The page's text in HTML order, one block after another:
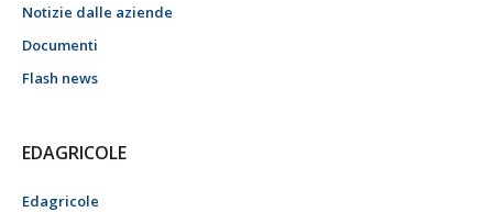
Notizie dalle aziende
Documenti
Flash news
EDAGRICOLE
Edagricole